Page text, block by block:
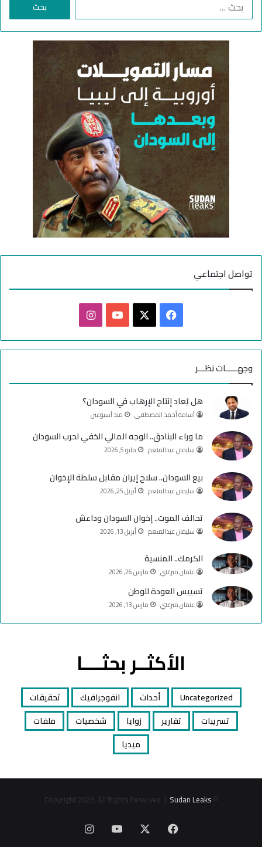
إ
ر
ف
ا
ح
تواصل اجتماعي
ي
ب
و
ك
X
Y
u
T
u
b
e
ن
ت
ق
م
وجهـــــات نظـــر
هل يُعاد إنتاج الإرهاب في السودان؟
أسامة أحمد المصطفى منذ أسبوعين
ما وراء البنادق.. الوجه المالي الخفي لحرب السودان
سليمان عبدالمنعم مايو 5, 2026
بيع السودان.. سلاح إيران مقابل سلطة الإخوان
سليمان عبدالمنعم أبريل 25, 2026
تحالف الموت.. إخوان السودان وداعش
سليمان عبدالمنعم أبريل 13, 2026
الكرمك.. المنسية
عثمان ميرغني مارس 26, 2026
تسييس العودة للوطن
عثمان ميرغني مارس 13, 2026
الأكثــر بحثــــا
Uncategorized أحداث انفوجرافيك
تحقيقات
تسريبات
تقارير زوايا شخصيات
ملفات
ميديا
© Copyright 2026, All Rights Reserved |
Sudan Leaks
فيسبوك ‫YouTube